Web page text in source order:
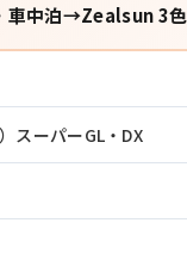
車中泊→Zealsun 3
スーパーGL・DX